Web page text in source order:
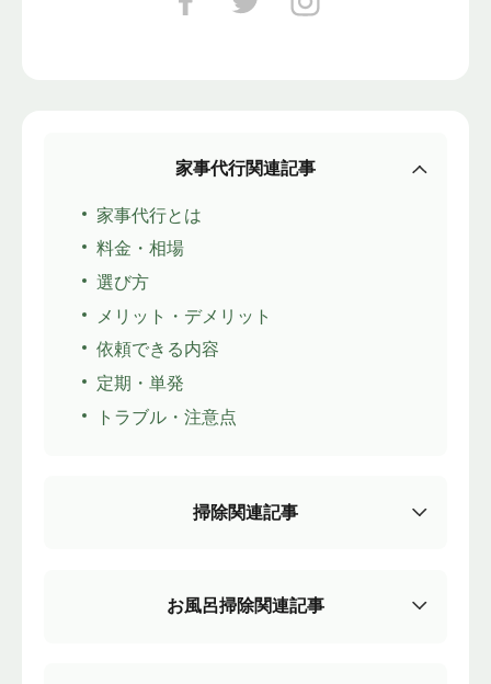
家事代行関連記事
家事代行とは
料金・相場
選び方
メリット・デメリット
依頼できる内容
定期・単発
トラブル・注意点
掃除関連記事
お風呂掃除関連記事